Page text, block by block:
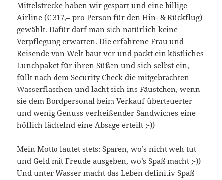
Mittelstrecke haben wir gespart und eine billige
Airline (€ 317,– pro Person für den Hin- & Rückflug)
gewählt. Dafür darf man sich natürlich keine
Verpflegung erwarten. Die erfahrene Frau und
Reisende von Welt baut vor und packt ein köstliches
Lunchpaket für ihren Süßen und sich selbst ein,
füllt nach dem Security Check die mitgebrachten
Wasserflaschen und lacht sich ins Fäustchen, wenn
sie dem Bordpersonal beim Verkauf überteuerter
und wenig Genuss verheißender Sandwiches eine
höflich lächelnd eine Absage erteilt ;-))
Mein Motto lautet stets: Sparen, wo’s nicht weh tut
und Geld mit Freude ausgeben, wo’s Spaß macht ;-))
Und unter Wasser macht das Leben definitiv Spaß